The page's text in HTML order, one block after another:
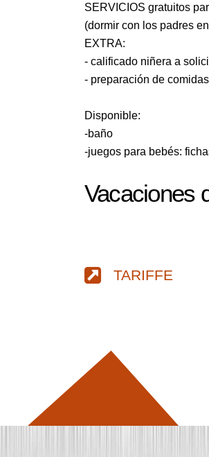
SERVICIOS gratuitos
(dormir con los padres
EXTRA:
- calificado niñera a
- preparación de
Disponible:
-baño
-juegos para bebés:
Vacaciones
TARIFFE